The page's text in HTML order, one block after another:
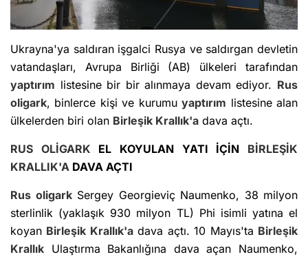
Ukrayna'ya saldıran işgalci Rusya ve saldırgan devletin
vatandaşları, Avrupa Birliği (AB) ülkeleri tarafından
yaptırım listesine bir bir alınmaya devam ediyor. Rus
oligark, binlerce kişi ve kurumuyaptırım listesine alan
ülkelerden biri olan Birleşik Krallık'a dava açtı.
RUS OLİGARK EL KOYULAN YATI İÇİN BİRLEŞİK
KRALLIK'A DAVA AÇTI
Rus oligarkSergey Georgieviç Naumenko, 38 milyon
sterlinlik (yaklaşık 930 milyon TL) Phi isimli yatına el
koyan Birleşik Krallık'adava açtı. 10 Mayıs'ta Birleşik
Krallık Ulaştırma Bakanlığına dava açan Naumenko,